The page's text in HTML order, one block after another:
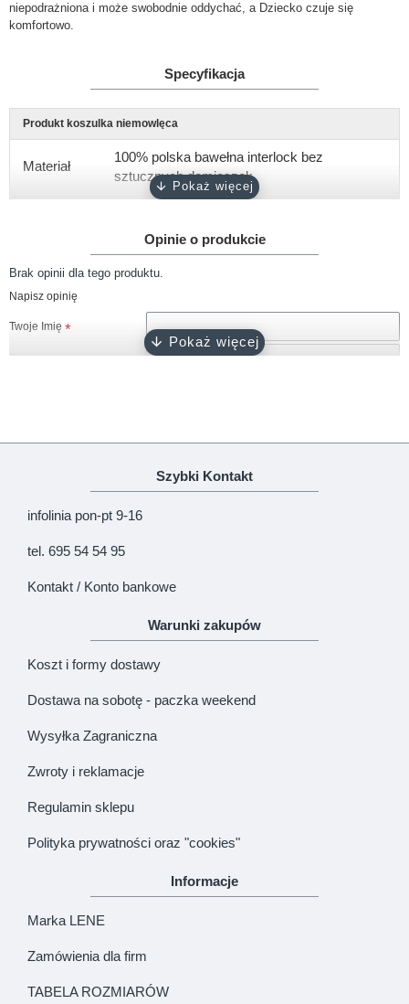
niepodrażniona i może swobodnie oddychać, a Dziecko czuje się
komfortowo.
Specyfikacja
Produkt koszulka niemowlęca
Materiał
100% polska bawełna interlock bez
sztucznych domieszek
krótki, długi
Rozmiary 68, 74, 80, 86, 92
Kolor
biały, różowy, ciemny róż, błękitny,
turkusowy, szary, granatowy, czarny
Opinie o produkcie
Brak opinii dla tego produktu.
Napisz opinię
Twoje Imię
Twoja opinia
ZłaSzybki Kontakt
infolinia pon-pt 9-16
tel. 695 54 54 95
Kontakt / Konto bankowe
Warunki zakupów
Koszt i formy dostawy
Dostawa na sobotę - paczka weekend
Wysyłka Zagraniczna
Zwroty i reklamacje
Regulamin sklepu
Polityka prywatności oraz "cookies"
Informacje
Marka LENE
Zamówienia dla firm
TABELA ROZMIARÓW